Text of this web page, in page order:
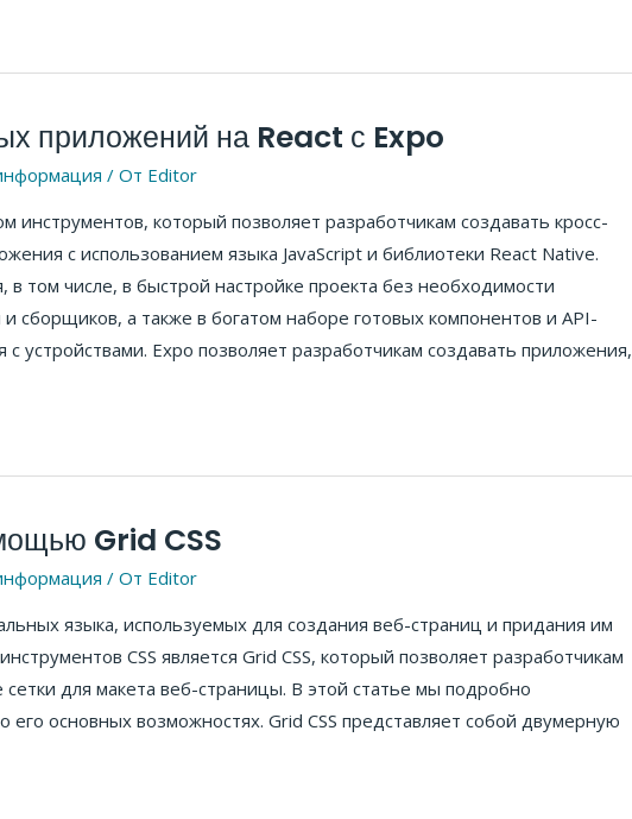
приложений на React с Expo
/ От Editor
инструментов, который позволяет разработчикам создавать кросс-
с использованием языка JavaScript и библиотеки React Native.
том числе, в быстрой настройке проекта без необходимости
сборщиков, а также в богатом наборе готовых компонентов и API-
устройствами. Expo позволяет разработчикам создавать приложения,
Grid CSS
/ От Editor
языка, используемых для создания веб-страниц и придания им
CSS является Grid CSS, который позволяет разработчикам
для макета веб-страницы. В этой статье мы подробно
его основных возможностях. Grid CSS представляет собой двумерную